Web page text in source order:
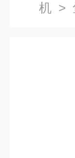
机 >